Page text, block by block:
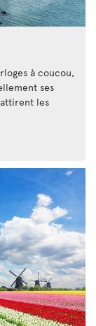
à coucou,
ses
les